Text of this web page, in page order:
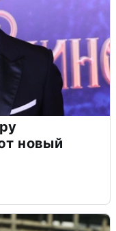
новый